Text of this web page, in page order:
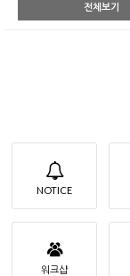
전체보기
NOTICE
워크샵